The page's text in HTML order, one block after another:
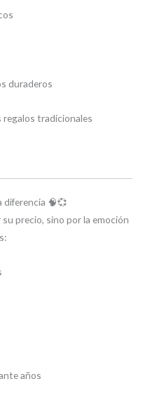
duraderos
regalos tradicionales
diferencia 🧠💞
precio, sino por la emoción
años